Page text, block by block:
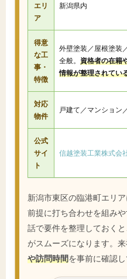
エリ
ア
新潟県内
得意
な工
事・
特徴
外壁塗装／屋根塗装
全般。 資格者の在籍
情報が整理されてい
対応
物件
戸建て／マンション
公式
サイ
ト
信越塗装工業株式会
新潟市東区の臨港町エリ
前提に打ち合わせを組み
話で要件を整理しておく
がスムーズになります。
や訪問時間を事前に確認し